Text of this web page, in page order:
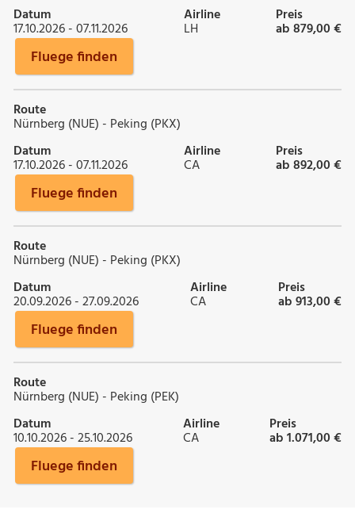
Datum
17.10.2026 - 07.11.2026
Airline
LH
Preis
ab 879,00 €
Fluege finden
Route
Nürnberg (NUE) - Peking (PKX)
Datum
17.10.2026 - 07.11.2026
Airline
CA
Preis
ab 892,00 €
Fluege finden
Route
Nürnberg (NUE) - Peking (PKX)
Datum
20.09.2026 - 27.09.2026
Airline
CA
Preis
ab 913,00 €
Fluege finden
Route
Nürnberg (NUE) - Peking (PEK)
Datum
10.10.2026 - 25.10.2026
Airline
CA
Preis
ab 1.071,00 €
Fluege finden